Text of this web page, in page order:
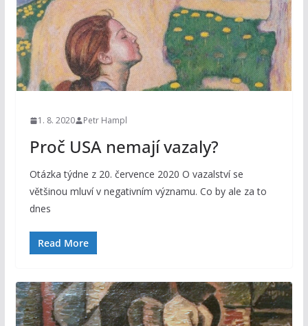
1. 8. 2020 Petr Hampl
Proč USA nemají vazaly?
Otázka týdne z 20. července 2020 O vazalství se
většinou mluví v negativním významu. Co by ale za to
dnes
Read More